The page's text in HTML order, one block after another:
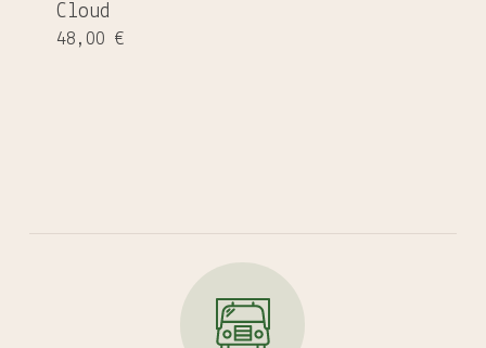
Es befinden sich keine Produkte
Cloud
48,00 €